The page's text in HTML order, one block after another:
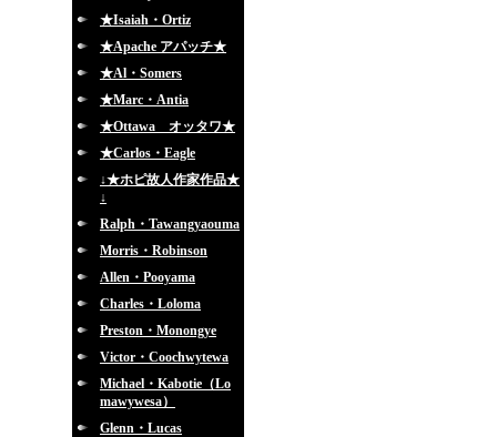
★Isaiah・Ortiz
★Apache アパッチ★
★Al・Somers
★Marc・Antia
★Ottawa オッタワ★
★Carlos・Eagle
↓★ホピ故人作家作品★
↓
Ralph・Tawangyaouma
Morris・Robinson
Allen・Pooyama
Charles・Loloma
Preston・Monongye
Victor・Coochwytewa
Michael・Kabotie（Lo
mawywesa）
Glenn・Lucas